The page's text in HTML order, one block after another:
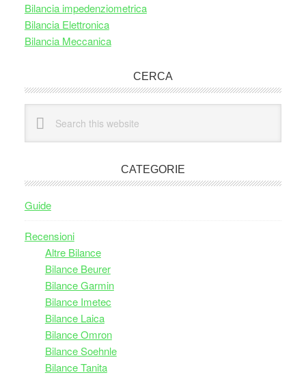
Bilancia impedenziometrica
Bilancia Elettronica
Bilancia Meccanica
CERCA
this
website
CATEGORIE
Guide
Recensioni
Altre Bilance
Bilance Beurer
Bilance Garmin
Bilance Imetec
Bilance Laica
Bilance Omron
Bilance Soehnle
Bilance Tanita